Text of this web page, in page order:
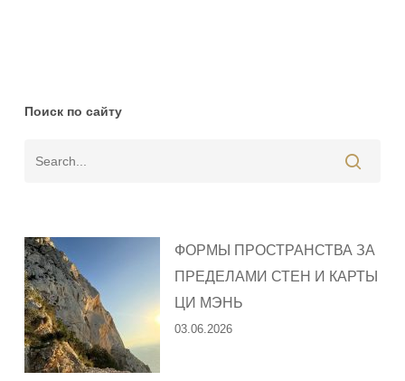
Поиск по сайту
ФОРМЫ ПРОСТРАНСТВА ЗА
ПРЕДЕЛАМИ СТЕН И КАРТЫ
ЦИ МЭНЬ
03.06.2026